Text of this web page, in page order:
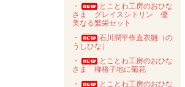
・
とことわ工房のおひな
さま グレイスシトリン 優
美なる繁栄セット
・
石川潤平作直衣雛（の
うしひな）
・
とことわ工房のおひな
さま 柳格子地に菊花
・
とことわ工房のおひな